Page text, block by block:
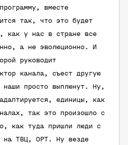
вместе
так, что это будет
как у нас в стране все
а не эволюционно. И
руководит
канала, съест другую
наши просто выплюнут. Ну,
единицы, как
так это произошло с
как туда пришли люди с
на ТВЦ, ОРТ. Ну везде